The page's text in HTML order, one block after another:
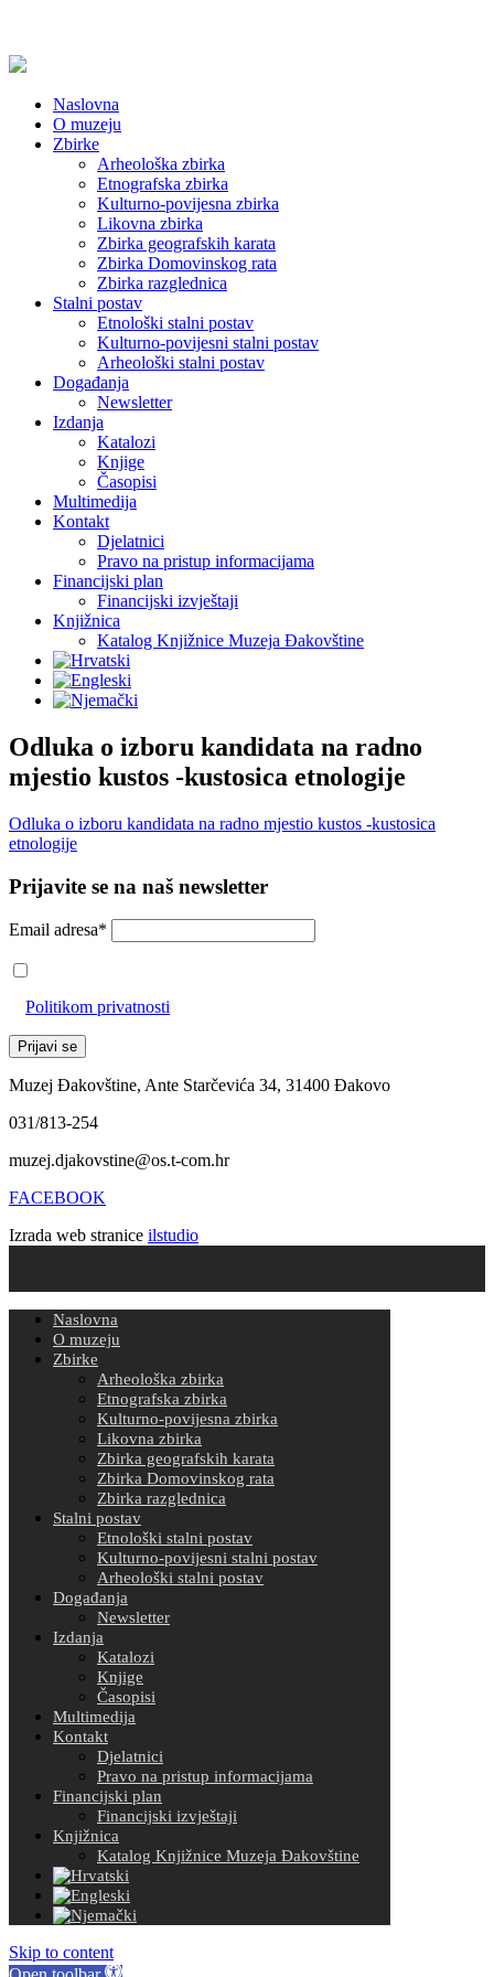
Naslovna
O muzeju
Zbirke
Arheološka zbirka
Etnografska zbirka
Kulturno-povijesna zbirka
Likovna zbirka
Zbirka geografskih karata
Zbirka Domovinskog rata
Zbirka razglednica
Stalni postav
Etnološki stalni postav
Kulturno-povijesni stalni postav
Arheološki stalni postav
Događanja
Newsletter
Izdanja
Katalozi
Knjige
Časopisi
Multimedija
Kontakt
Djelatnici
Pravo na pristup informacijama
Financijski plan
Financijski izvještaji
Knjižnica
Katalog Knjižnice Muzeja Đakovštine
Odluka o izboru kandidata na radno
mjestio kustos -kustosica etnologije
Odluka o izboru kandidata na radno mjestio kustos -kustosica
etnologije
Prijavite se na naš newsletter
Email adresa*
Politikom privatnosti
Muzej Đakovštine, Ante Starčevića 34, 31400 Đakovo
031/813-254
muzej.djakovstine@os.t-com.hr
FACEBOOK
Izrada web stranice ilstudio
Naslovna
O muzeju
Zbirke
Arheološka zbirka
Etnografska zbirka
Kulturno-povijesna zbirka
Likovna zbirka
Zbirka geografskih karata
Zbirka Domovinskog rata
Zbirka razglednica
Stalni postav
Etnološki stalni postav
Kulturno-povijesni stalni postav
Arheološki stalni postav
Događanja
Newsletter
Izdanja
Katalozi
Knjige
Časopisi
Multimedija
Kontakt
Djelatnici
Pravo na pristup informacijama
Financijski plan
Financijski izvještaji
Knjižnica
Katalog Knjižnice Muzeja Đakovštine
Skip to content